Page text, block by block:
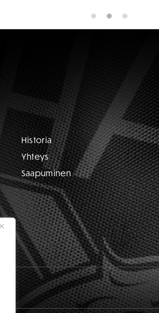
Historia
Yhteys
Saapuminen